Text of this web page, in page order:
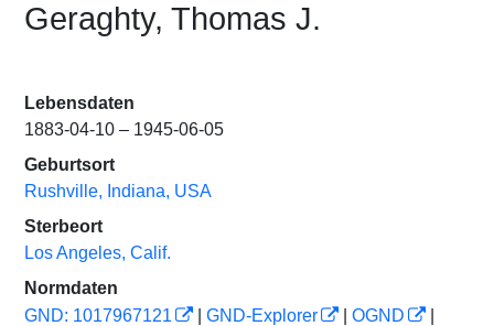
Geraghty, Thomas J.
Lebensdaten
1883-04-10 – 1945-06-05
Geburtsort
Rushville, Indiana, USA
Sterbeort
Los Angeles, Calif.
Normdaten
GND: 1017967121
GND-Explorer OGND